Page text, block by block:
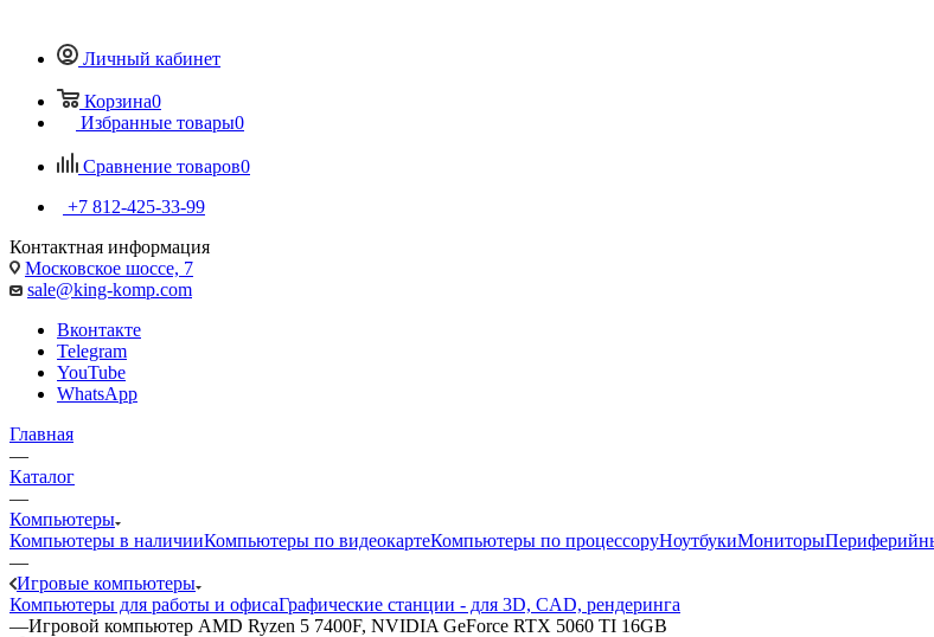
Личный кабинет
Корзина0
Избранные товары0
Сравнение товаров0
+7 812-425-33-99
Контактная информация
Московское шоссе, 7
sale@king-komp.com
Вконтакте
Telegram
YouTube
WhatsApp
Главная
—
Каталог
—
Компьютеры
Компьютеры в наличииКомпьютеры по видеокартеКомпьютеры по процессоруНоутбукиМониторы
—
Игровые компьютеры
Компьютеры для работы и офисаГрафические станции - для 3D, CAD, рендеринга
—Игровой компьютер AMD Ryzen 5 7400F, NVIDIA GeForce RTX 5060 TI 16GB